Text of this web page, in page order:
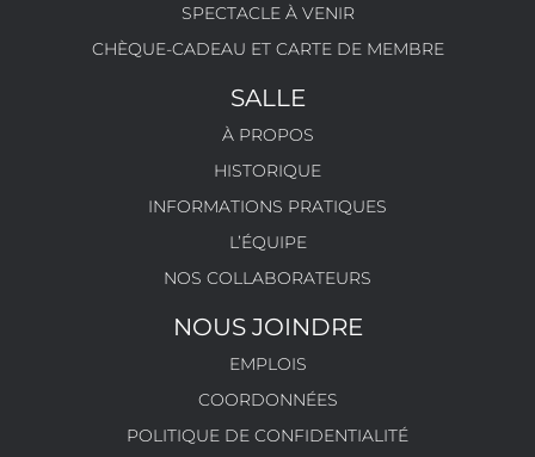
SPECTACLE À VENIR
CHÈQUE-CADEAU ET CARTE DE MEMBRE
SALLE
À PROPOS
HISTORIQUE
INFORMATIONS PRATIQUES
L’ÉQUIPE
NOS COLLABORATEURS
NOUS JOINDRE
EMPLOIS
COORDONNÉES
POLITIQUE DE CONFIDENTIALITÉ